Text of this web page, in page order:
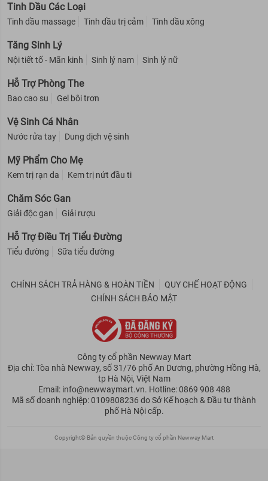
Tinh Dầu Các Loại
Tinh dầu massage Tinh dầu trị cảm Tinh dầu xông
Tăng Sinh Lý
Nội tiết tố - Mãn kinh Sinh lý nam Sinh lý nữ
Hỗ Trợ Phòng The
Bao cao su Gel bôi trơn
Vệ Sinh Cá Nhân
Nước rửa tay Dung dịch vệ sinh
Mỹ Phẩm Cho Mẹ
Kem trị rạn da Kem trị nứt đầu ti
Chăm Sóc Gan
Giải độc gan Giải rượu
Hỗ Trợ Điều Trị Tiểu Đường
Tiểu đường Sữa tiểu đường
CHÍNH SÁCH TRẢ HÀNG & HOÀN TIỀN
QUY CHẾ HOẠT ĐỘNG
CHÍNH SÁCH BẢO MẬT
Công ty cổ phần Newway Mart
Địa chỉ: Tòa nhà Newway, số 31/76 phố An Dương, phường Hồng Hà,
tp Hà Nội, Việt Nam
Email: info@newwaymart.vn. Hotline: 0869 908 488
Mã số doanh nghiệp: 0109808236 do Sở Kế hoạch & Đầu tư thành
phố Hà Nội cấp.
Copyright© Bản quyền thuộc Công ty cổ phần Newway Mart